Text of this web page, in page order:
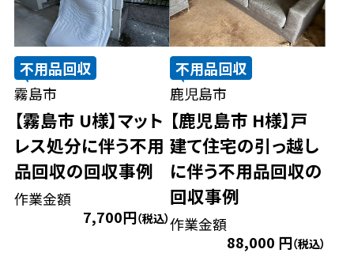
不用品回収
霧島市
【霧島市 U様】マット
レス処分に伴う不用
品回収の回収事例
作業金額
7,700円（税込）
不用品回収
鹿児島市
【鹿児島市 H様】戸
建て住宅の引っ越し
に伴う不用品回収の
回収事例
作業金額
88,000 円（税込）